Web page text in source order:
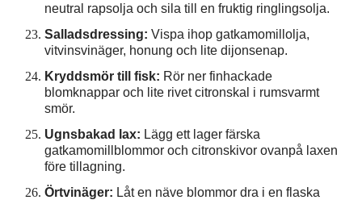
neutral rapsolja och sila till en fruktig ringlingsolja.
Salladsdressing: Vispa ihop gatkamomillolja,
vitvinsvinäger, honung och lite dijonsenap.
Kryddsmör till fisk: Rör ner finhackade
blomknappar och lite rivet citronskal i rumsvarmt
smör.
Ugnsbakad lax: Lägg ett lager färska
gatkamomillblommor och citronskivor ovanpå laxen
före tillagning.
Örtvinäger: Låt en näve blommor dra i en flaska